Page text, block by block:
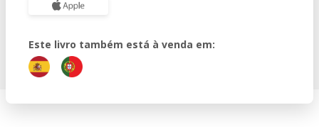
Este livro também está à venda em: